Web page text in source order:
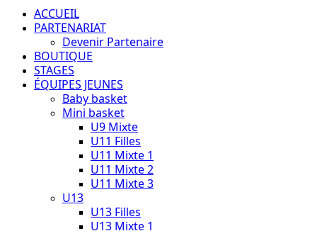
ACCUEIL
PARTENARIAT
Devenir Partenaire
BOUTIQUE
STAGES
ÉQUIPES JEUNES
Baby basket
Mini basket
U9 Mixte
U11 Filles
U11 Mixte 1
U11 Mixte 2
U11 Mixte 3
U13
U13 Filles
U13 Mixte 1